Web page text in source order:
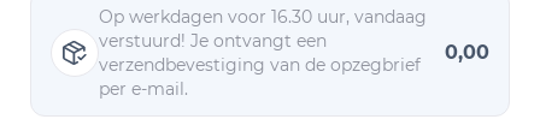
Op werkdagen voor 16.30 uur, vandaag
verstuurd! Je ontvangt een
verzendbevestiging van de opzegbrief
per e-mail.
0,00